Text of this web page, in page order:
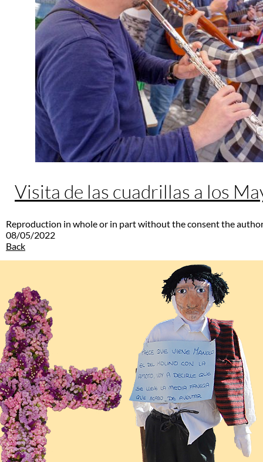
Visita de las cuadrillas a los
Reproduction in whole or in part without the consent the
08/05/2022
Back